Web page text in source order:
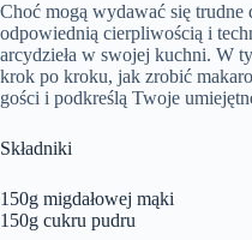
Choć mogą wydawać się trudne
odpowiednią cierpliwością i
arcydzieła w swojej kuchni. W
krok po kroku, jak zrobić
gości i podkreślą Twoje
Składniki
150g migdałowej mąki
150g cukru pudru